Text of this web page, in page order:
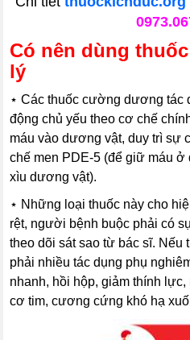
Có nên dùng
lý
⋆Các thuốc cường dương tác
động chủ yếu theo cơ chế
máu vào dương vật, duy trì sự
chế men PDE-5 (để giữ máu
xìu dương vật).
⋆ Những loại thuốc này cho
rệt, người bệnh buộc phải có
theo dõi sát sao từ bác sĩ. Nếu
phải nhiều tác dụng phụ
nhanh, hồi hộp, giảm thính
cơ tim, cương cứng khó hạ